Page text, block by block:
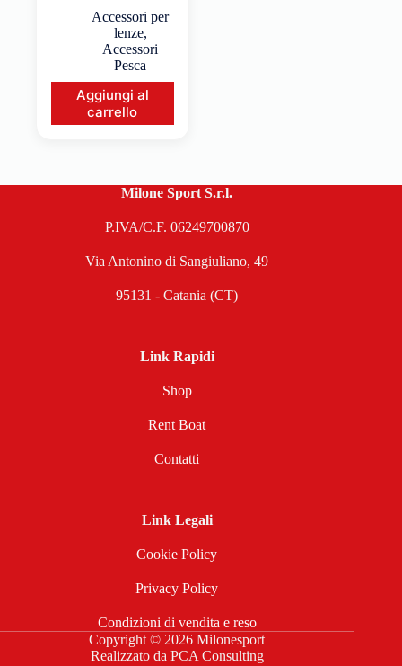
Accessori per
lenze,
Accessori
Pesca
Aggiungi al
carrello
Milone Sport S.r.l.
P.IVA/C.F. 06249700870
Via Antonino di Sangiuliano, 49
95131 - Catania (CT)
Link Rapidi
Shop
Rent Boat
Contatti
Link Legali
Cookie Policy
Privacy Policy
Condizioni di vendita e reso
Copyright © 2026 Milonesport
Realizzato da PCA Consulting